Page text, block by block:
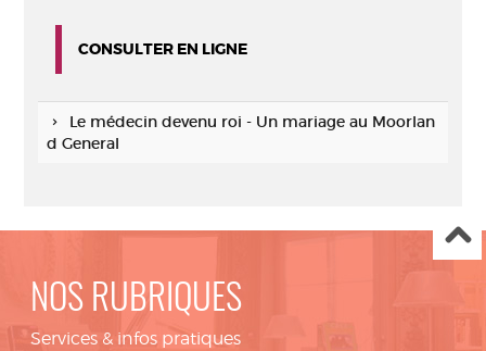
CONSULTER EN LIGNE
Le médecin devenu roi - Un mariage au Moorlan
d General
NOS RUBRIQUES
Services & infos pratiques